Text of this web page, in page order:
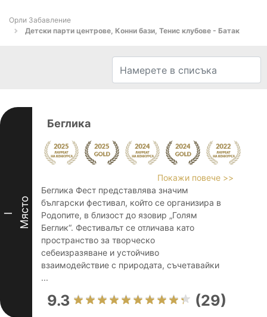
Орли Забавление
Детски парти центрове, Конни бази, Тенис клубове - Батак
I Място
Беглика
Покажи повече >>
Беглика Фест представлява значим
български фестивал, който се организира в
Родопите, в близост до язовир „Голям
Беглик“. Фестивалът се отличава като
пространство за творческо
себеизразяване и устойчиво
взаимодействие с природата, съчетавайки
...
9.3 (29)